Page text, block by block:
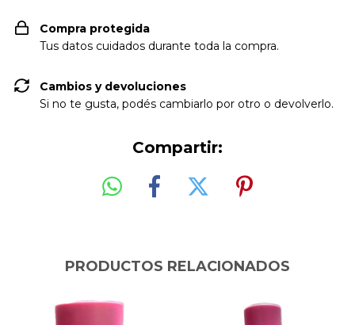
Compra protegida
Tus datos cuidados durante toda la compra.
Cambios y devoluciones
Si no te gusta, podés cambiarlo por otro o devolverlo.
Compartir:
PRODUCTOS RELACIONADOS